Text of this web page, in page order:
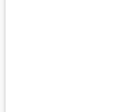
est un havre pour les
nature, avec ses landes
célèbre pour sa